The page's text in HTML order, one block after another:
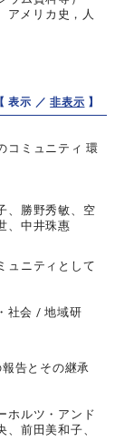
アメリカ史，人
【 表示 ／非表示 】
コミュニティ 環
、勝野秀敏、空
、中井珠惠
ュニティとして
社会 / 地域研
告とその継承
ホルツ・アンド
前田美和子、